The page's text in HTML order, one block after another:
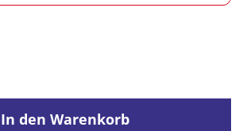
In den Warenkorb